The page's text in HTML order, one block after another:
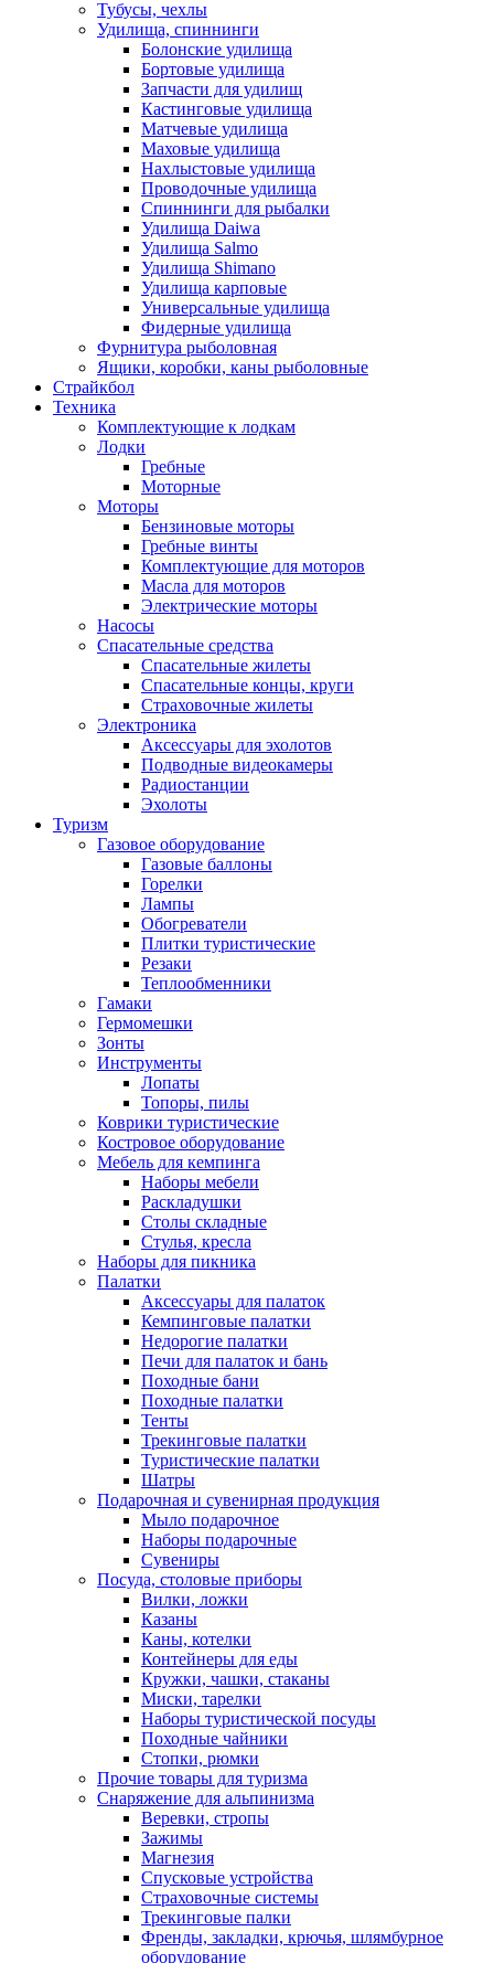
Тубусы, чехлы
Удилища, спиннинги
Болонские удилища
Бортовые удилища
Запчасти для удилищ
Кастинговые удилища
Матчевые удилища
Маховые удилища
Нахлыстовые удилища
Проводочные удилища
Спиннинги для рыбалки
Удилища Daiwa
Удилища Salmo
Удилища Shimano
Удилища карповые
Универсальные удилища
Фидерные удилища
Фурнитура рыболовная
Ящики, коробки, каны рыболовные
Страйкбол
Техника
Комплектующие к лодкам
Лодки
Гребные
Моторные
Моторы
Бензиновые моторы
Гребные винты
Комплектующие для моторов
Масла для моторов
Электрические моторы
Насосы
Спасательные средства
Спасательные жилеты
Спасательные концы, круги
Страховочные жилеты
Электроника
Аксессуары для эхолотов
Подводные видеокамеры
Радиостанции
Эхолоты
Туризм
Газовое оборудование
Газовые баллоны
Горелки
Лампы
Обогреватели
Плитки туристические
Резаки
Теплообменники
Гамаки
Гермомешки
Зонты
Инструменты
Лопаты
Топоры, пилы
Коврики туристические
Костровое оборудование
Мебель для кемпинга
Наборы мебели
Раскладушки
Столы складные
Стулья, кресла
Наборы для пикника
Палатки
Аксессуары для палаток
Кемпинговые палатки
Недорогие палатки
Печи для палаток и бань
Походные бани
Походные палатки
Тенты
Трекинговые палатки
Туристические палатки
Шатры
Подарочная и сувенирная продукция
Мыло подарочное
Наборы подарочные
Сувениры
Посуда, столовые приборы
Вилки, ложки
Казаны
Каны, котелки
Контейнеры для еды
Кружки, чашки, стаканы
Миски, тарелки
Наборы туристической посуды
Походные чайники
Стопки, рюмки
Прочие товары для туризма
Снаряжение для альпинизма
Веревки, стропы
Зажимы
Магнезия
Спусковые устройства
Страховочные системы
Трекинговые палки
Френды, закладки, крючья, шлямбурное
оборудование